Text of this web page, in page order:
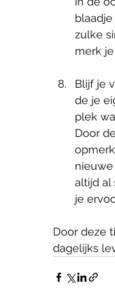
zulke
merk
Blijf je
de je
plek
Door
altijd al
je
Door deze
dagelijks